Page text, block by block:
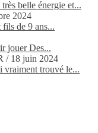
belle énergie et...
2024
fils de 9 ans...
jouer Des...
/ 18 juin 2024
vraiment trouvé le...